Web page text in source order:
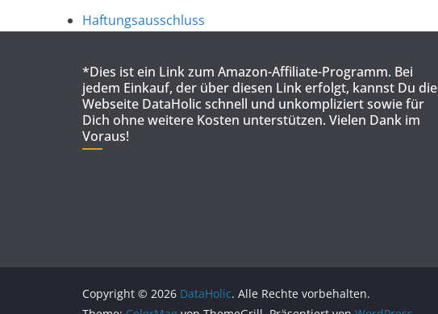
Haftungsausschluss
*Dies ist ein Link zum Amazon-Affiliate-Programm. Bei
jedem Einkauf, der über diesen Link erfolgt, kannst Du die
Webseite DataHolic schnell und unkompliziert sowie für
Dich ohne weitere Kosten unterstützen. Vielen Dank im
Voraus!
Copyright © 2026 DataHolic. Alle Rechte vorbehalten.